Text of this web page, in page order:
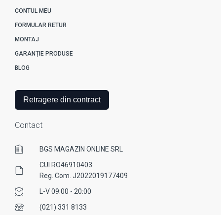
CONTUL MEU
FORMULAR RETUR
MONTAJ
GARANȚIE PRODUSE
BLOG
Retragere din contract
Contact
BGS MAGAZIN ONLINE SRL
CUI RO46910403
Reg. Com. J2022019177409
L-V 09:00 - 20:00
(021) 331 8133